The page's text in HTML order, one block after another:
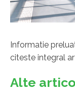
Informatie
citeste integral
Alte